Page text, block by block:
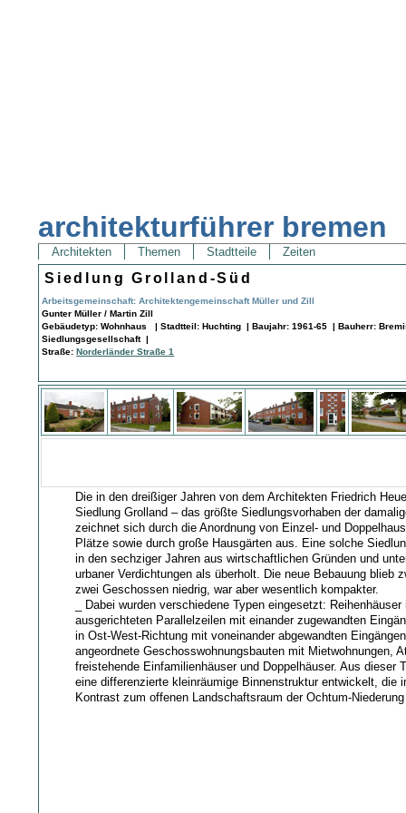
architekturführer bremen
Architekten Themen Stadtteile Zeiten
Siedlung Grolland-Süd
Arbeitsgemeinschaft: Architektengemeinschaft Müller und Zill
Gunter Müller / Martin Zill
Gebäudetyp: Wohnhaus | Stadtteil: Huchting | Baujahr: 1961-65 | Bauherr:
Siedlungsgesellschaft |
Straße:Norderländer Straße 1
Die in den dreißiger Jahren von dem Architekten Friedrich
Siedlung Grolland – das größte Siedlungsvorhaben der
zeichnet sich durch die Anordnung von Einzel- und
Plätze sowie durch große Hausgärten aus. Eine solche
in den sechziger Jahren aus wirtschaftlichen Gründen und
urbaner Verdichtungen als überholt. Die neue Bebauung blieb
zwei Geschossen niedrig, war aber wesentlich kompakter.
_ Dabei wurden verschiedene Typen eingesetzt: Reihenhäuser
ausgerichteten Parallelzeilen mit einander zugewandten
in Ost-West-Richtung mit voneinander abgewandten
angeordnete Geschosswohnungsbauten mit Mietwohnungen,
freistehende Einfamilienhäuser und Doppelhäuser. Aus dieser
eine differenzierte kleinräumige Binnenstruktur entwickelt, die
Kontrast zum offenen Landschaftsraum der Ochtum-